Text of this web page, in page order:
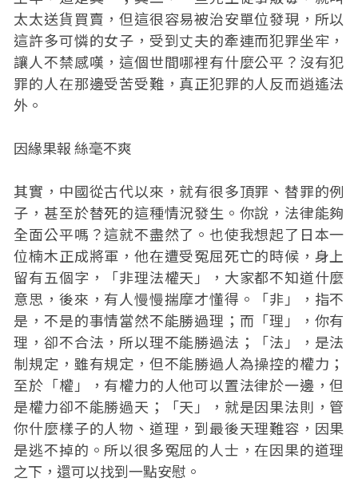
太太送貨買賣，但這很容易被治安單位發現，所以
這許多可憐的女子，受到丈夫的牽連而犯罪坐牢，
讓人不禁感嘆，這個世間哪裡有什麼公平？沒有犯
罪的人在那邊受苦受難，真正犯罪的人反而逍遙法
外。
因緣果報 絲毫不爽
其實，中國從古代以來，就有很多頂罪、替罪的例
子，甚至於替死的這種情況發生。你說，法律能夠
全面公平嗎？這就不盡然了。也使我想起了日本一
位楠木正成將軍，他在遭受冤屈死亡的時候，身上
留有五個字，「非理法權天」，大家都不知道什麼
意思，後來，有人慢慢揣摩才懂得。「非」，指不
是，不是的事情當然不能勝過理；而「理」，你有
理，卻不合法，所以理不能勝過法；「法」，是法
制規定，雖有規定，但不能勝過人為操控的權力；
至於「權」，有權力的人他可以置法律於一邊，但
是權力卻不能勝過天；「天」，就是因果法則，管
你什麼樣子的人物、道理，到最後天理難容，因果
是逃不掉的。所以很多冤屈的人士，在因果的道理
之下，還可以找到一點安慰。